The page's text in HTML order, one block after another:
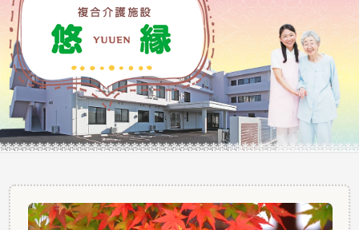
ふれあう そして自分らしく・・・